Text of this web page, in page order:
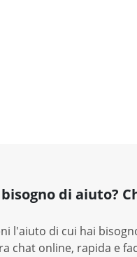
di aiuto?
l'aiuto di cui hai
chat online, rapida e